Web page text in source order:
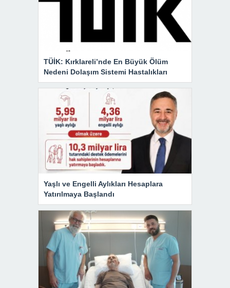
TÜİK: Kırklareli’nde En Büyük Ölüm
Nedeni Dolaşım Sistemi Hastalıkları
Yaşlı ve Engelli Aylıkları Hesaplara
Yatırılmaya Başlandı